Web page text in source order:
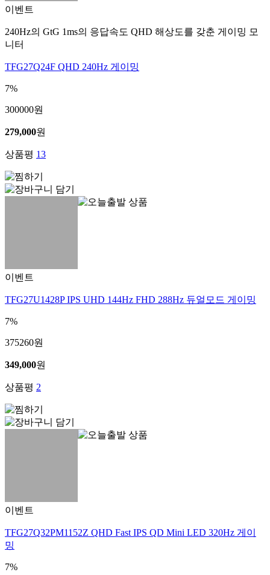
이벤트
240Hz의 GtG 1ms의 응답속도 QHD 해상도를 갖춘 게이밍 모
니터
TFG27Q24F QHD 240Hz 게이밍
7%
300000원
279,000원
상품평 13
이벤트
TFG27U1428P IPS UHD 144Hz FHD 288Hz 듀얼모드 게이밍
7%
375260원
349,000원
상품평 2
이벤트
TFG27Q32PM1152Z QHD Fast IPS QD Mini LED 320Hz 게이
밍
7%